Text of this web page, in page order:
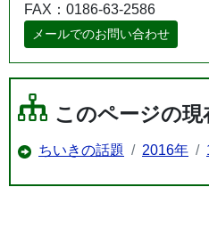
FAX：0186-63-2586
メールでのお問い合わせ
このページの現
ちいきの話題 2016年